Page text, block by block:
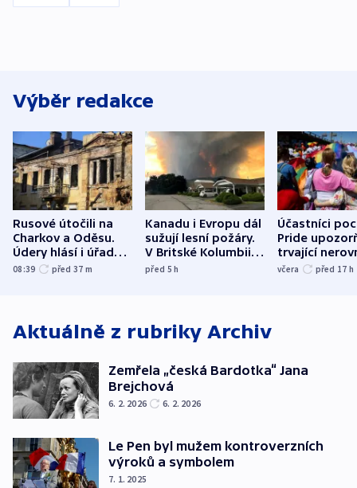
Výběr redakce
Rusové útočili na
Charkov a Oděsu.
Údery hlásí i úřady v
Bělgorodu
08:39 před 37 m
Kanadu i Evropu dál
sužují lesní požáry.
V Britské Kolumbii
evakuovali tisíce lidí
před 5h
Účastníci
Pride
trvající
včera před 17 h
Aktuálně z rubriky Archiv
Zemřela „česká Bardotka“ Jana
Brejchová
6. 2. 2026 6. 2. 2026
Le Pen byl mužem kontroverzních
výroků a symbolem
7. 1. 2025